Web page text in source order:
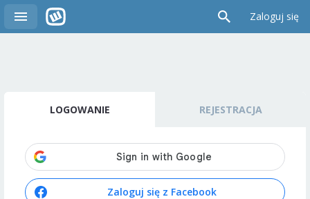
Zaloguj się
LOGOWANIE REJESTRACJA
Zaloguj się z Facebook